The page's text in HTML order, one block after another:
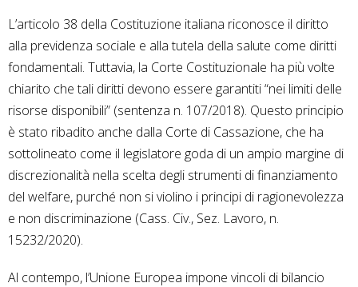
L’articolo 38 della Costituzione italiana riconosce il diritto
alla previdenza sociale e alla tutela della salute come diritti
fondamentali. Tuttavia, la Corte Costituzionale ha più volte
chiarito che tali diritti devono essere garantiti “nei limiti delle
risorse disponibili” (sentenza n. 107/2018). Questo principio
è stato ribadito anche dalla Corte di Cassazione, che ha
sottolineato come il legislatore goda di un ampio margine di
discrezionalità nella scelta degli strumenti di finanziamento
del welfare, purché non si violino i principi di ragionevolezza
e non discriminazione (Cass. Civ., Sez. Lavoro, n.
15232/2020).
Al contempo, l’Unione Europea impone vincoli di bilancio